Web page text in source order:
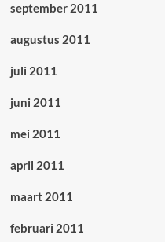
september 2011
augustus 2011
juli 2011
juni 2011
mei 2011
april 2011
maart 2011
februari 2011